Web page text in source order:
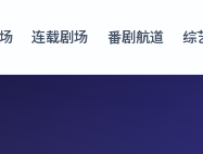
连载剧场 番剧航道 综